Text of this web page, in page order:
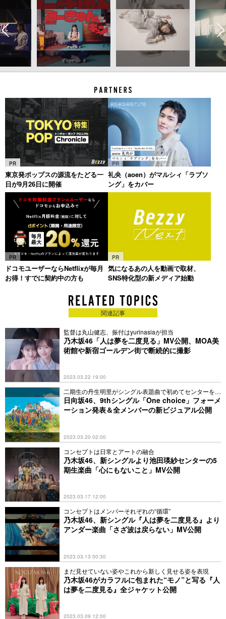
PR
東京発ポップスの源流をたどる一
日が9月26日に開催
PR
礼央（aoen）がマルシィ「ラブソ
ング」をカバー
PR
ドコモユーザーならNetflixが毎月
お得！すでに契約中の方も
PR
気になるあの人を動画で取材、
SNS特化型の新メディア始動
関連記事
監督は丸山健志、振付はyurinasiaが担当
乃木坂46「人は夢を二度見る」MV公開、MOA美
術館や新宿ゴールデン街で断続的に撮影
2023.03.22 19:00
二期生の丹生明里がシングル表題曲で初めてセンターを担
当
日向坂46、9thシングル「One choice」フォーメ
ーション発表＆全メンバーの新ビジュアル公開
2023.03.20 02:00
コンセプトは日常とアートの融合
乃木坂46、新シングルより池田瑛紗センターの5
期生楽曲「心にもないこと」MV公開
2023.03.17 12:00
コンセプトはメンバーそれぞれの“循環”
乃木坂46、新シングル『人は夢を二度見る』より
アンダー楽曲「さざ波は戻らない」MV公開
2023.03.13 00:30
まだ見せていない姿やこれから新しく見せる姿を表現
乃木坂46がカラフルに包まれた“モノ”と写る『人
は夢を二度見る』全ジャケット公開
2023.03.09 12:00